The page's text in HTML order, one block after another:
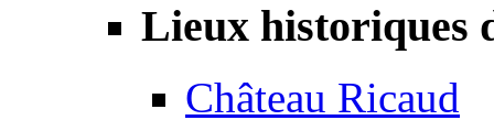
Lieux historiques
Château Ricaud